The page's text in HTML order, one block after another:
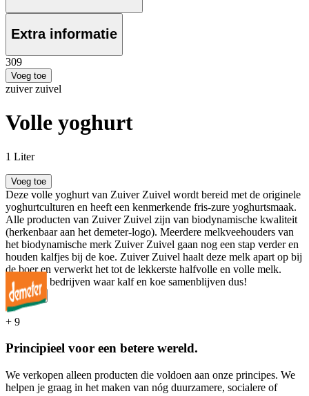
Extra informatie
309
Voeg toe
zuiver zuivel
Volle yoghurt
1 Liter
Voeg toe
Deze volle yoghurt van Zuiver Zuivel wordt bereid met de originele
yoghurtculturen en heeft een kenmerkende fris-zure yoghurtsmaak.
Alle producten van Zuiver Zuivel zijn van biodynamische kwaliteit
(herkenbaar aan het demeter-logo). Meerdere melkveehouders van
het biodynamische merk Zuiver Zuivel gaan nog een stap verder en
houden kalfjes bij de koe. Zuiver Zuivel haalt deze melk apart op bij
de boer en verwerkt het tot de lekkerste halfvolle en volle melk.
Melk van bedrijven waar kalf en koe samenblijven dus!
... Meer
+ 9
Principieel voor een betere wereld.
We verkopen alleen producten die voldoen aan onze principes. We
helpen je graag in het maken van nóg duurzamere, socialere of